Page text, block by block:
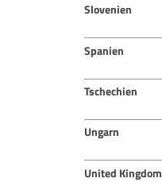
Slovenien
Spanien
Tschechien
Ungarn
United Kingdom